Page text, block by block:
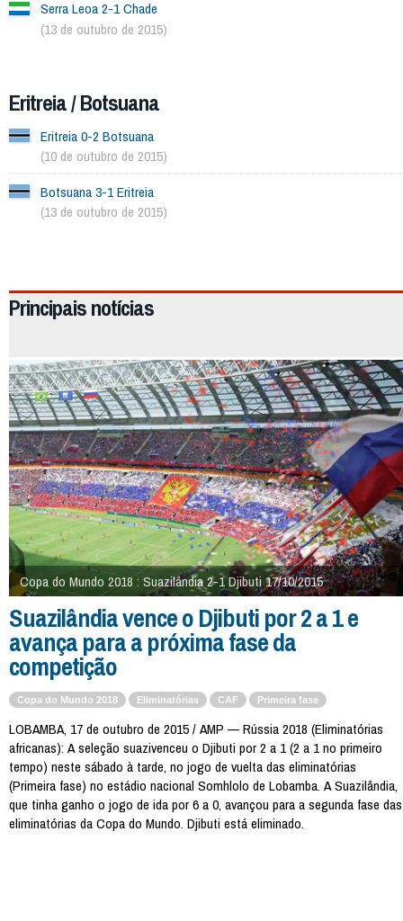
Serra Leoa 2-1 Chade
(13 de outubro de 2015)
Eritreia / Botsuana
Eritreia 0-2 Botsuana
(10 de outubro de 2015)
Botsuana 3-1 Eritreia
(13 de outubro de 2015)
Principais notícias
Copa do Mundo 2018 : Suazilândia 2-1 Djibuti 17/10/2015
Suazilândia vence o Djibuti por 2 a 1 e
avança para a próxima fase da
competição
Copa do Mundo 2018 Eliminatórias CAF Primeira fase
LOBAMBA, 17 de outubro de 2015 / AMP — Rússia 2018 (Eliminatórias
africanas): A seleção suazivenceu o Djibuti por 2 a 1 (2 a 1 no primeiro
tempo) neste sábado à tarde, no jogo de vuelta das eliminatórias
(Primeira fase) no estádio nacional Somhlolo de Lobamba. A Suazilândia,
que tinha ganho o jogo de ida por 6 a 0, avançou para a segunda fase das
eliminatórias da Copa do Mundo. Djibuti está eliminado.